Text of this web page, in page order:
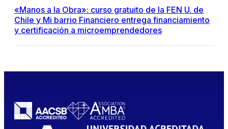
«Manos a la Obra»: curso gratuito de la FEN U. de
Chile y Mi barrio Financiero entrega financiamiento
y certificación a microemprendedores